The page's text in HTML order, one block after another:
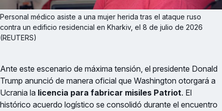
Personal médico asiste a una mujer herida tras el ataque ruso
contra un edificio residencial en Kharkiv, el 8 de julio de 2026
(REUTERS)
Ante este escenario de máxima tensión, el presidente Donald
Trump anunció de manera oficial que Washington otorgará a
Ucrania la licencia para fabricar misiles Patriot. El
histórico acuerdo logístico se consolidó durante el encuentro